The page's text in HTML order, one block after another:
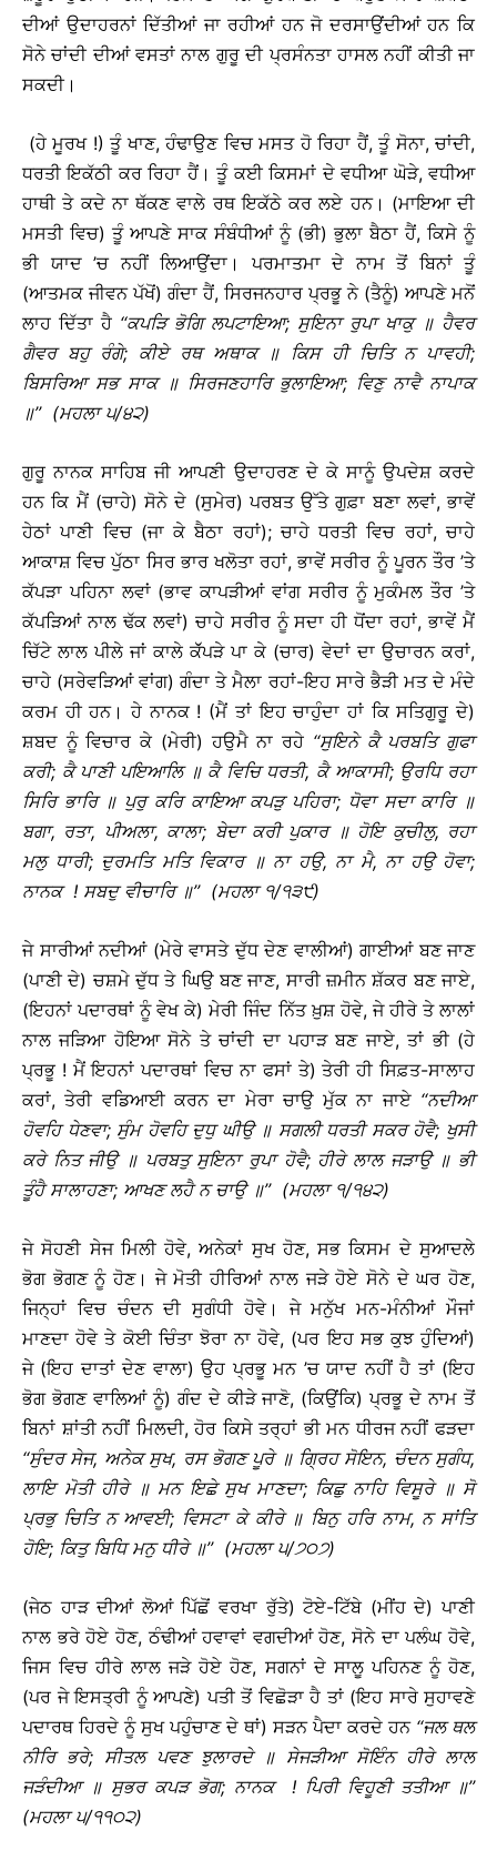
ਦੀਆਂ ਉਦਾਹਰਨਾਂ ਦਿੱਤੀਆਂ ਜਾ ਰਹੀਆਂ ਹਨ ਜੋ ਦਰਸਾਉਂਦੀਆਂ ਹਨ ਕਿ
ਸੋਨੇ ਚਾਂਦੀ ਦੀਆਂ ਵਸਤਾਂ ਨਾਲ ਗੁਰੂ ਦੀ ਪ੍ਰਸੰਨਤਾ ਹਾਸਲ ਨਹੀਂ ਕੀਤੀ ਜਾ
ਸਕਦੀ।
(ਹੇ ਮੂਰਖ !) ਤੂੰ ਖਾਣ, ਹੰਢਾਉਣ ਵਿਚ ਮਸਤ ਹੋ ਰਿਹਾ ਹੈਂ, ਤੂੰ ਸੋਨਾ, ਚਾਂਦੀ,
ਧਰਤੀ ਇਕੱਠੀ ਕਰ ਰਿਹਾ ਹੈਂ। ਤੂੰ ਕਈ ਕਿਸਮਾਂ ਦੇ ਵਧੀਆ ਘੋੜੇ, ਵਧੀਆ
ਹਾਥੀ ਤੇ ਕਦੇ ਨਾ ਥੱਕਣ ਵਾਲੇ ਰਥ ਇਕੱਠੇ ਕਰ ਲਏ ਹਨ। (ਮਾਇਆ ਦੀ
ਮਸਤੀ ਵਿਚ) ਤੂੰ ਆਪਣੇ ਸਾਕ ਸੰਬੰਧੀਆਂ ਨੂੰ (ਭੀ) ਭੁਲਾ ਬੈਠਾ ਹੈਂ, ਕਿਸੇ ਨੂੰ
ਭੀ ਯਾਦ ’ਚ ਨਹੀਂ ਲਿਆਉਂਦਾ। ਪਰਮਾਤਮਾ ਦੇ ਨਾਮ ਤੋਂ ਬਿਨਾਂ ਤੂੰ
(ਆਤਮਕ ਜੀਵਨ ਪੱਖੋਂ) ਗੰਦਾ ਹੈਂ, ਸਿਰਜਨਹਾਰ ਪ੍ਰਭੂ ਨੇ (ਤੈਨੂੰ) ਆਪਣੇ ਮਨੋਂ
ਲਾਹ ਦਿੱਤਾ ਹੈ ‘‘ਕਪੜਿ ਭੋਗਿ ਲਪਟਾਇਆ; ਸੁਇਨਾ ਰੁਪਾ ਖਾਕੁ ॥ ਹੈਵਰ
ਗੈਵਰ ਬਹੁ ਰੰਗੇ; ਕੀਏ ਰਥ ਅਥਾਕ ॥ ਕਿਸ ਹੀ ਚਿਤਿ ਨ ਪਾਵਹੀ;
ਬਿਸਰਿਆ ਸਭ ਸਾਕ ॥ ਸਿਰਜਣਹਾਰਿ ਭੁਲਾਇਆ; ਵਿਣੁ ਨਾਵੈ ਨਾਪਾਕ
॥’’ (ਮਹਲਾ ੫/੪੨)
ਗੁਰੂ ਨਾਨਕ ਸਾਹਿਬ ਜੀ ਆਪਣੀ ਉਦਾਹਰਣ ਦੇ ਕੇ ਸਾਨੂੰ ਉਪਦੇਸ਼ ਕਰਦੇ
ਹਨ ਕਿ ਮੈਂ (ਚਾਹੇ) ਸੋਨੇ ਦੇ (ਸੁਮੇਰ) ਪਰਬਤ ਉੱਤੇ ਗੁਫ਼ਾ ਬਣਾ ਲਵਾਂ, ਭਾਵੇਂ
ਹੇਠਾਂ ਪਾਣੀ ਵਿਚ (ਜਾ ਕੇ ਬੈਠਾ ਰਹਾਂ); ਚਾਹੇ ਧਰਤੀ ਵਿਚ ਰਹਾਂ, ਚਾਹੇ
ਆਕਾਸ਼ ਵਿਚ ਪੁੱਠਾ ਸਿਰ ਭਾਰ ਖਲੋਤਾ ਰਹਾਂ, ਭਾਵੇਂ ਸਰੀਰ ਨੂੰ ਪੂਰਨ ਤੌਰ ’ਤੇ
ਕੱਪੜਾ ਪਹਿਨਾ ਲਵਾਂ (ਭਾਵ ਕਾਪੜੀਆਂ ਵਾਂਗ ਸਰੀਰ ਨੂੰ ਮੁਕੰਮਲ ਤੌਰ ’ਤੇ
ਕੱਪੜਿਆਂ ਨਾਲ ਢੱਕ ਲਵਾਂ) ਚਾਹੇ ਸਰੀਰ ਨੂੰ ਸਦਾ ਹੀ ਧੋਂਦਾ ਰਹਾਂ, ਭਾਵੇਂ ਮੈਂ
ਚਿੱਟੇ ਲਾਲ ਪੀਲੇ ਜਾਂ ਕਾਲੇ ਕੱੱਪੜੇ ਪਾ ਕੇ (ਚਾਰ) ਵੇਦਾਂ ਦਾ ਉਚਾਰਨ ਕਰਾਂ,
ਚਾਹੇ (ਸਰੇਵੜਿਆਂ ਵਾਂਗ) ਗੰਦਾ ਤੇ ਮੈਲਾ ਰਹਾਂ-ਇਹ ਸਾਰੇ ਭੈੜੀ ਮਤ ਦੇ ਮੰਦੇ
ਕਰਮ ਹੀ ਹਨ। ਹੇ ਨਾਨਕ ! (ਮੈਂ ਤਾਂ ਇਹ ਚਾਹੁੰਦਾ ਹਾਂ ਕਿ ਸਤਿਗੁਰੂ ਦੇ)
ਸ਼ਬਦ ਨੂੰ ਵਿਚਾਰ ਕੇ (ਮੇਰੀ) ਹਉਮੈ ਨਾ ਰਹੇ ‘‘ਸੁਇਨੇ ਕੈ ਪਰਬਤਿ ਗੁਫਾ
ਕਰੀ; ਕੈ ਪਾਣੀ ਪਇਆਲਿ ॥ ਕੈ ਵਿਚਿ ਧਰਤੀ, ਕੈ ਆਕਾਸੀ; ਉਰਧਿ ਰਹਾ
ਸਿਰਿ ਭਾਰਿ ॥ ਪੁਰੁ ਕਰਿ ਕਾਇਆ ਕਪੜੁ ਪਹਿਰਾ; ਧੋਵਾ ਸਦਾ ਕਾਰਿ ॥
ਬਗਾ, ਰਤਾ, ਪੀਅਲਾ, ਕਾਲਾ; ਬੇਦਾ ਕਰੀ ਪੁਕਾਰ ॥ ਹੋਇ ਕੁਚੀਲੁ, ਰਹਾ
ਮਲੁ ਧਾਰੀ; ਦੁਰਮਤਿ ਮਤਿ ਵਿਕਾਰ ॥ ਨਾ ਹਉ, ਨਾ ਮੈ, ਨਾ ਹਉ ਹੋਵਾ;
ਨਾਨਕ ! ਸਬਦੁ ਵੀਚਾਰਿ ॥’’ (ਮਹਲਾ ੧/੧੩੯)
ਜੇ ਸਾਰੀਆਂ ਨਦੀਆਂ (ਮੇਰੇ ਵਾਸਤੇ ਦੁੱਧ ਦੇਣ ਵਾਲੀਆਂ) ਗਾਈਆਂ ਬਣ ਜਾਣ
(ਪਾਣੀ ਦੇ) ਚਸ਼ਮੇ ਦੁੱਧ ਤੇ ਘਿਉ ਬਣ ਜਾਣ, ਸਾਰੀ ਜ਼ਮੀਨ ਸ਼ੱਕਰ ਬਣ ਜਾਏ,
(ਇਹਨਾਂ ਪਦਾਰਥਾਂ ਨੂੰ ਵੇਖ ਕੇ) ਮੇਰੀ ਜਿੰਦ ਨਿੱਤ ਖ਼ੁਸ਼ ਹੋਵੇ, ਜੇ ਹੀਰੇ ਤੇ ਲਾਲਾਂ
ਨਾਲ ਜੜਿਆ ਹੋਇਆ ਸੋਨੇ ਤੇ ਚਾਂਦੀ ਦਾ ਪਹਾੜ ਬਣ ਜਾਏ, ਤਾਂ ਭੀ (ਹੇ
ਪ੍ਰਭੂ ! ਮੈਂ ਇਹਨਾਂ ਪਦਾਰਥਾਂ ਵਿਚ ਨਾ ਫਸਾਂ ਤੇ) ਤੇਰੀ ਹੀ ਸਿਫ਼ਤ-ਸਾਲਾਹ
ਕਰਾਂ, ਤੇਰੀ ਵਡਿਆਈ ਕਰਨ ਦਾ ਮੇਰਾ ਚਾਉ ਮੁੱਕ ਨਾ ਜਾਏ‘‘ਨਦੀਆ
ਹੋਵਹਿ ਧੇਣਵਾ; ਸੁੰਮ ਹੋਵਹਿ ਦੁਧੁ ਘੀਉ ॥ ਸਗਲੀ ਧਰਤੀ ਸਕਰ ਹੋਵੈ; ਖੁਸੀ
ਕਰੇ ਨਿਤ ਜੀਉ ॥ ਪਰਬਤੁ ਸੁਇਨਾ ਰੁਪਾ ਹੋਵੈ; ਹੀਰੇ ਲਾਲ ਜੜਾਉ ॥ ਭੀ
ਤੂੰਹੈ ਸਾਲਾਹਣਾ; ਆਖਣ ਲਹੈ ਨ ਚਾਉ ॥’’ (ਮਹਲਾ ੧/੧੪੨)
ਜੇ ਸੋਹਣੀ ਸੇਜ ਮਿਲੀ ਹੋਵੇ, ਅਨੇਕਾਂ ਸੁਖ ਹੋਣ, ਸਭ ਕਿਸਮ ਦੇ ਸੁਆਦਲੇ
ਭੋਗ ਭੋਗਣ ਨੂੰ ਹੋਣ। ਜੇ ਮੋਤੀ ਹੀਰਿਆਂ ਨਾਲ ਜੜੇ ਹੋਏ ਸੋਨੇ ਦੇ ਘਰ ਹੋਣ,
ਜਿਨ੍ਹਾਂ ਵਿਚ ਚੰਦਨ ਦੀ ਸੁਗੰਧੀ ਹੋਵੇ। ਜੇ ਮਨੁੱਖ ਮਨ-ਮੰਨੀਆਂ ਮੌਜਾਂ
ਮਾਣਦਾ ਹੋਵੇ ਤੇ ਕੋਈ ਚਿੰਤਾ ਝੋਰਾ ਨਾ ਹੋਵੇ, (ਪਰ ਇਹ ਸਭ ਕੁਝ ਹੁੰਦਿਆਂ)
ਜੇ (ਇਹ ਦਾਤਾਂ ਦੇਣ ਵਾਲਾ) ਉਹ ਪ੍ਰਭੂ ਮਨ ’ਚ ਯਾਦ ਨਹੀਂ ਹੈ ਤਾਂ (ਇਹ
ਭੋਗ ਭੋਗਣ ਵਾਲਿਆਂ ਨੂੰ) ਗੰਦ ਦੇ ਕੀੜੇ ਜਾਣੋ, (ਕਿਉਂਕਿ) ਪ੍ਰਭੂ ਦੇ ਨਾਮ ਤੋਂ
ਬਿਨਾਂ ਸ਼ਾਂਤੀ ਨਹੀਂ ਮਿਲਦੀ, ਹੋਰ ਕਿਸੇ ਤਰ੍ਹਾਂ ਭੀ ਮਨ ਧੀਰਜ ਨਹੀਂ ਫੜਦਾ
‘‘ਸੁੰਦਰ ਸੇਜ, ਅਨੇਕ ਸੁਖ, ਰਸ ਭੋਗਣ ਪੂਰੇ ॥ ਗ੍ਰਿਹ ਸੋਇਨ, ਚੰਦਨ ਸੁਗੰਧ,
ਲਾਇ ਮੋਤੀ ਹੀਰੇ ॥ ਮਨ ਇਛੇ ਸੁਖ ਮਾਣਦਾ; ਕਿਛੁ ਨਾਹਿ ਵਿਸੂਰੇ ॥ ਸੋ
ਪ੍ਰਭੁ ਚਿਤਿ ਨ ਆਵਈ; ਵਿਸਟਾ ਕੇ ਕੀਰੇ ॥ ਬਿਨੁ ਹਰਿ ਨਾਮ, ਨ ਸਾਂਤਿ
ਹੋਇ; ਕਿਤੁ ਬਿਧਿ ਮਨੁ ਧੀਰੇ ॥’’ (ਮਹਲਾ ੫/੭੦੭)
(ਜੇਠ ਹਾੜ ਦੀਆਂ ਲੋਆਂ ਪਿੱਛੋਂ ਵਰਖਾ ਰੁੱਤੇ) ਟੋਏ-ਟਿੱਬੇ (ਮੀਂਹ ਦੇ) ਪਾਣੀ
ਨਾਲ ਭਰੇ ਹੋਏ ਹੋਣ, ਠੰਢੀਆਂ ਹਵਾਵਾਂ ਵਗਦੀਆਂ ਹੋਣ, ਸੋਨੇ ਦਾ ਪਲੰਘ ਹੋਵੇ,
ਜਿਸ ਵਿਚ ਹੀਰੇ ਲਾਲ ਜੜੇ ਹੋਏ ਹੋਣ, ਸਗਨਾਂ ਦੇ ਸਾਲੂ ਪਹਿਨਣ ਨੂੰ ਹੋਣ,
(ਪਰ ਜੇ ਇਸਤ੍ਰੀ ਨੂੰ ਆਪਣੇ) ਪਤੀ ਤੋਂ ਵਿਛੋੜਾ ਹੈ ਤਾਂ (ਇਹ ਸਾਰੇ ਸੁਹਾਵਣੇ
ਪਦਾਰਥ ਹਿਰਦੇ ਨੂੰ ਸੁਖ ਪਹੁੰਚਾਣ ਦੇ ਥਾਂ) ਸੜਨ ਪੈਦਾ ਕਰਦੇ ਹਨ ‘‘ਜਲ ਥਲ
ਨੀਰਿ ਭਰੇ; ਸੀਤਲ ਪਵਣ ਝੁਲਾਰਦੇ ॥ ਸੇਜੜੀਆ ਸੋਇੰਨ ਹੀਰੇ ਲਾਲ
ਜੜੰਦੀਆ ॥ ਸੁਭਰ ਕਪੜ ਭੋਗ; ਨਾਨਕ ! ਪਿਰੀ ਵਿਹੂਣੀ ਤਤੀਆ ॥’’
(ਮਹਲਾ ੫/੧੧੦੨)